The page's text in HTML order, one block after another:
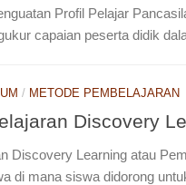
Profil Pelajar
capaian peserta didik
/ METODE PEMBELAJARAN
Discovery
Discovery Learning atau
di mana siswa didorong